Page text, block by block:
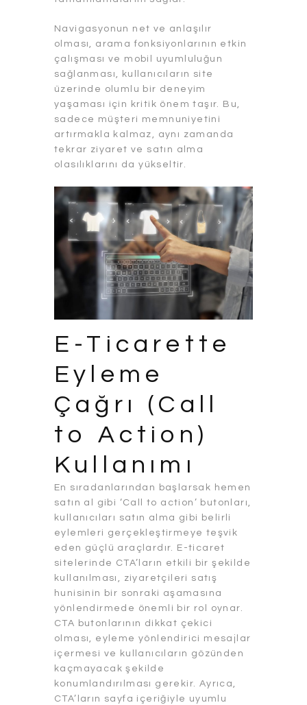
Navigasyonun net ve anlaşılır
olması, arama fonksiyonlarının etkin
çalışması ve mobil uyumluluğun
sağlanması, kullanıcıların site
üzerinde olumlu bir deneyim
yaşaması için kritik önem taşır. Bu,
sadece müşteri memnuniyetini
artırmakla kalmaz, aynı zamanda
tekrar ziyaret ve satın alma
olasılıklarını da yükseltir.
E-Ticarette
Eyleme
Çağrı (Call
to Action)
Kullanımı
En sıradanlarından başlarsak hemen
satın al gibi ‘Call to action’ butonları,
kullanıcıları satın alma gibi belirli
eylemleri gerçekleştirmeye teşvik
eden güçlü araçlardır. E-ticaret
sitelerinde CTA’ların etkili bir şekilde
kullanılması, ziyaretçileri satış
hunisinin bir sonraki aşamasına
yönlendirmede önemli bir rol oynar.
CTA butonlarının dikkat çekici
olması, eyleme yönlendirici mesajlar
içermesi ve kullanıcıların gözünden
kaçmayacak şekilde
konumlandırılması gerekir. Ayrıca,
CTA’ların sayfa içeriğiyle uyumlu